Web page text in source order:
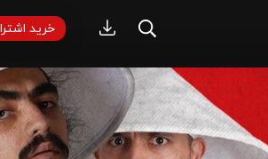
خرید